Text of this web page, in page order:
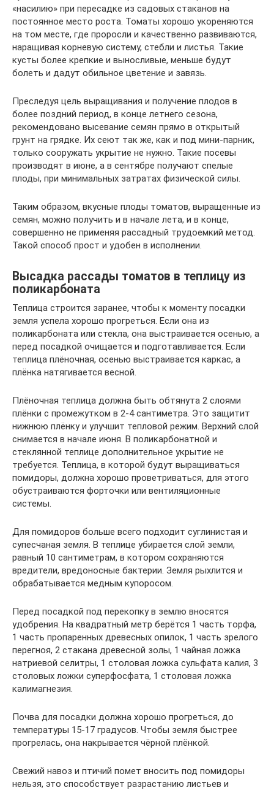
«насилию» при пересадке из садовых стаканов на
постоянное место роста. Томаты хорошо укореняются
на том месте, где проросли и качественно развиваются,
наращивая корневую систему, стебли и листья. Такие
кусты более крепкие и выносливые, меньше будут
болеть и дадут обильное цветение и завязь.
Преследуя цель выращивания и получение плодов в
более поздний период, в конце летнего сезона,
рекомендовано высевание семян прямо в открытый
грунт на грядке. Их сеют так же, как и под мини-парник,
только сооружать укрытие не нужно. Такие посевы
производят в июне, а в сентябре получают спелые
плоды, при минимальных затратах физической силы.
Таким образом, вкусные плоды томатов, выращенные из
семян, можно получить и в начале лета, и в конце,
совершенно не применяя рассадный трудоемкий метод.
Такой способ прост и удобен в исполнении.
Высадка рассады томатов в теплицу из
поликарбоната
Теплица строится заранее, чтобы к моменту посадки
земля успела хорошо прогреться. Если она из
поликарбоната или стекла, она выстраивается осенью, а
перед посадкой очищается и подготавливается. Если
теплица плёночная, осенью выстраивается каркас, а
плёнка натягивается весной.
Плёночная теплица должна быть обтянута 2 слоями
плёнки с промежутком в 2-4 сантиметра. Это защитит
нижнюю плёнку и улучшит тепловой режим. Верхний слой
снимается в начале июня. В поликарбонатной и
стеклянной теплице дополнительное укрытие не
требуется. Теплица, в которой будут выращиваться
помидоры, должна хорошо проветриваться, для этого
обустраиваются форточки или вентиляционные
системы.
Для помидоров больше всего подходит суглинистая и
супесчаная земля. В теплице убирается слой земли,
равный 10 сантиметрам, в котором сохраняются
вредители, вредоносные бактерии. Земля рыхлится и
обрабатывается медным купоросом.
Перед посадкой под перекопку в землю вносятся
удобрения. На квадратный метр берётся 1 часть торфа,
1 часть пропаренных древесных опилок, 1 часть зрелого
перегноя, 2 стакана древесной золы, 1 чайная ложка
натриевой селитры, 1 столовая ложка сульфата калия, 3
столовых ложки суперфосфата, 1 столовая ложка
калимагнезия.
Почва для посадки должна хорошо прогреться, до
температуры 15-17 градусов. Чтобы земля быстрее
прогрелась, она накрывается чёрной плёнкой.
Свежий навоз и птичий помет вносить под помидоры
нельзя, это способствует разрастанию листьев и